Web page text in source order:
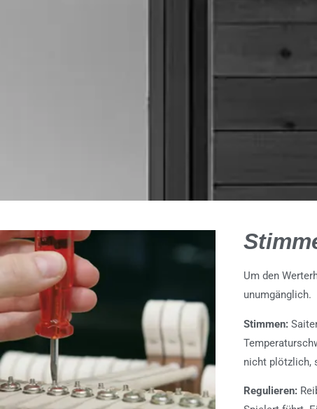
Um den
unumgänglich.
Stimmen:
nicht plötzlich,
Regulieren: